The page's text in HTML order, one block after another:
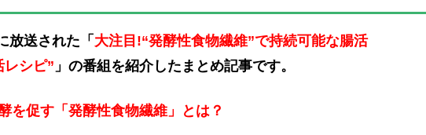
放送された「 大注目!“発酵性食物繊維”で持続可能な腸活
レシピ” 」の番組を紹介したまとめ記事です。
を促す「発酵性食物繊維」とは？